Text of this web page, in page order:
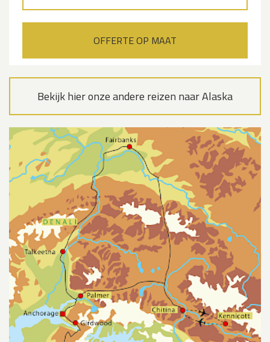
OFFERTE OP MAAT
Bekijk hier onze andere reizen naar Alaska